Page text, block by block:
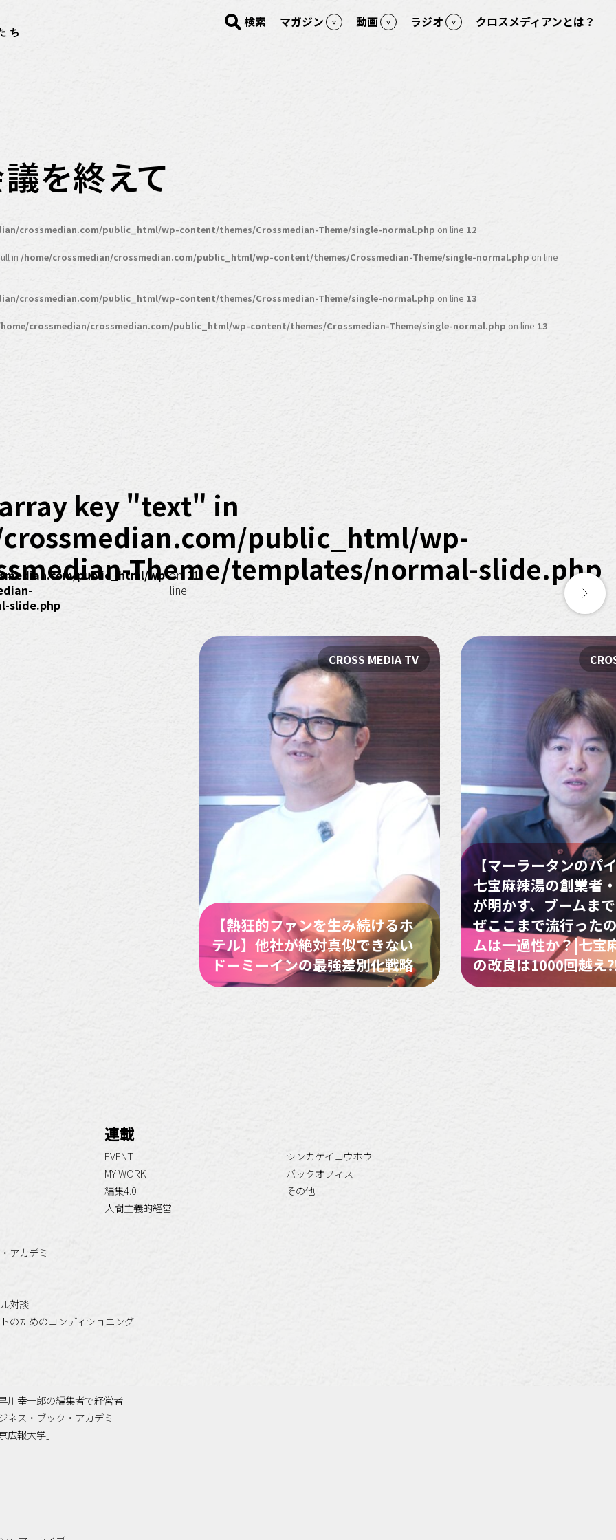
検索 マガジン 動画 ラジオ クロスメディアンとは？
を終えて
crossmedian.com/public_html/wp-content/themes/Crossmedian-Theme/single-normal.php on line 12
in /home/crossmedian/crossmedian.com/public_html/wp-content/themes/Crossmedian-Theme/single-normal.php on line
crossmedian.com/public_html/wp-content/themes/Crossmedian-Theme/single-normal.php on line 13
crossmedian/crossmedian.com/public_html/wp-content/themes/Crossmedian-Theme/single-normal.php on line 13
key "text" in
public_html/wp-
Theme/templates/normal-slide.php
public_html/wp-
slide.php
on
line
21
CROSS MEDIA TV
【熱狂的ファンを生み続けるホ
テル】他社が絶対真似できない
ドーミーインの最強差別化戦略
【マーラータンのパ
七宝麻辣湯の創業者
が明かす、ブームま
ぜここまで流行った
ムは一過性か？|七宝
の改良は1000回越え
連載
EVENT
MY WORK
編集4.0
人間主義的経営
シンカケイコウホウ
バックオフィス
その他
アカデミー
対談
のためのコンディショニング
幸一郎の編集者で経営者」
ス・ブック・アカデミー」
報大学」